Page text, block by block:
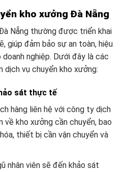
kho xưởng Đà Nẵng
Nẵng thường được triển khai
giúp đảm bảo sự an toàn, hiệu
nghiệp. Dưới đây là các
vụ chuyển kho xưởng:
sát thực tế
hàng liên hệ với công ty dịch
kho xưởng cần chuyển, bao
thiết bị cần vận chuyển và
nhân viên sẽ đến khảo sát